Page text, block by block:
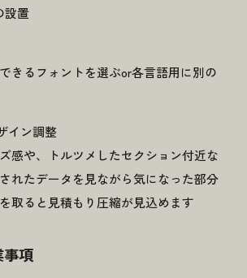
の共通点 –
設置
きるフォントを選ぶor各言語用に別の
イン調整
感や、トルツメしたセクション付近な
れたデータを見ながら気になった部分
取ると見積もり圧縮が見込めます
事項